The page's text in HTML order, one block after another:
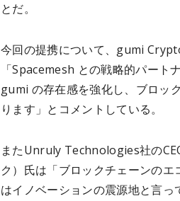
とだ。
今回の提携について、gumi
「Spacemesh との戦略的パート
gumi の存在感を強化し、ブロッ
ります」とコメントしている。
またUnruly Technologies社の
ク）氏は「ブロックチェーンの
はイノベーションの震源地と言